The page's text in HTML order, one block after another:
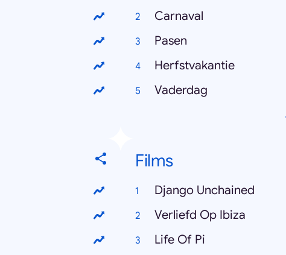
Carnaval
Pasen
Herfstvakantie
Vaderdag
Films
Django Unchained
Verliefd Op Ibiza
Life Of Pi